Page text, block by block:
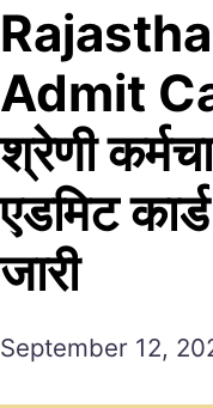
Admit
श्रेणी
एडमिट
जारी
September 12,